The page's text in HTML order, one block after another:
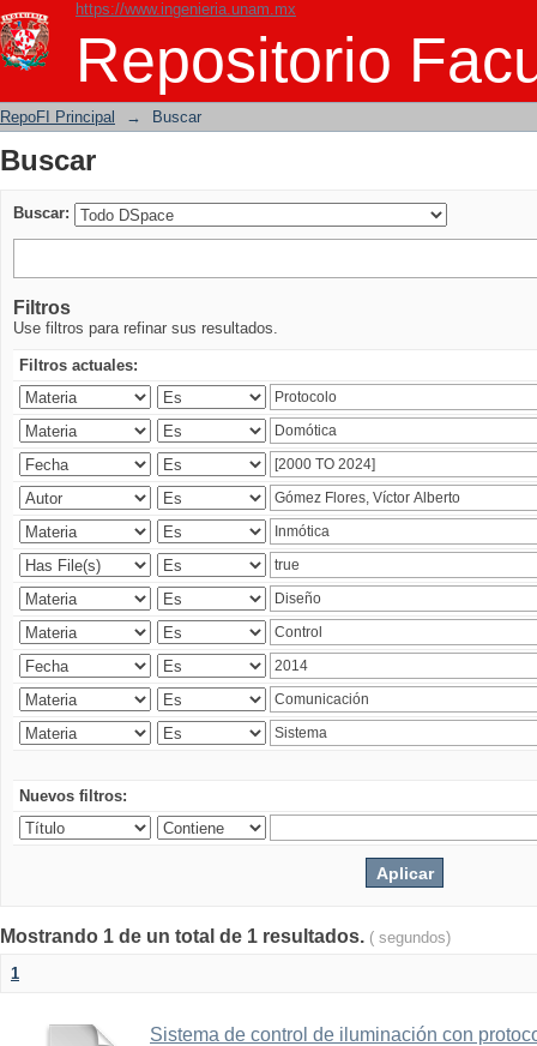
https://www.ingenieria.unam.mx
Repositorio
Buscar
RepoFI Principal → Buscar
Buscar
Buscar:
Filtros
Use filtros para refinar sus resultados.
Filtros actuales:
Nuevos filtros:
Mostrando 1 de un total de 1 resultados. ( segundos)
1
Sistema de control de iluminación con